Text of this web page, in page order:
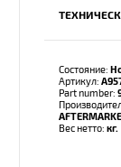
Состояние:
Артикул:
Part number:
Вес нетто: кг.